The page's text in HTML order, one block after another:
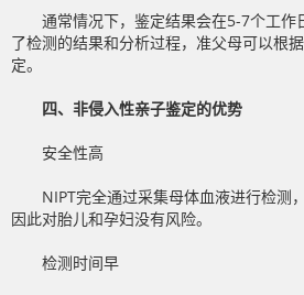
通常情况下，鉴定结果会在5-7个工作
了检测的结果和分析过程，准父母可以根
定。
四、非侵入性亲子鉴定的优势
安全性高
NIPT完全通过采集母体血液进行检测，
因此对胎儿和孕妇没有风险。
检测时间早